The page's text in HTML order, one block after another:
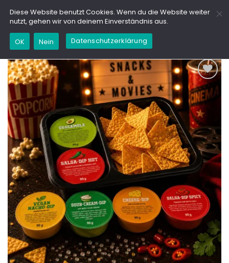
Inhalt
springen
Add to
wishlist
Diese Website benutzt Cookies. Wenn du die Website weiter
nutzt, gehen wir von deinem Einverständnis aus.
OK Nein Datenschutzerklärung